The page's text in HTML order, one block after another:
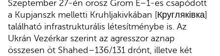
Szeptember 27-én orosz Grom E–1-es csapódott
a Kupjanszk melletti Kruhljakivkában [Кругляківка]
található infrastrukturális létesítménybe is. Az
Ukrán Vezérkar szerint az agresszor aznap
összesen öt Shahed–136/131 drónt, illetve két